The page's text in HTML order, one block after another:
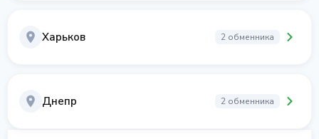
Харьков 2 обменника
Днепр 2 обменника